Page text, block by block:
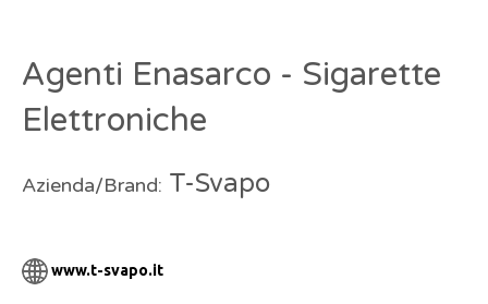
Agenti Enasarco - Sigarette
Elettroniche
Azienda/Brand: T-Svapo
www.t-svapo.it